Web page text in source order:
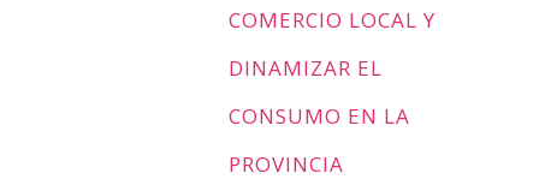
COMERCIO LOCAL Y
DINAMIZAR EL
CONSUMO EN LA
PROVINCIA